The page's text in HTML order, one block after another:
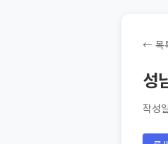
← 목
성
작성